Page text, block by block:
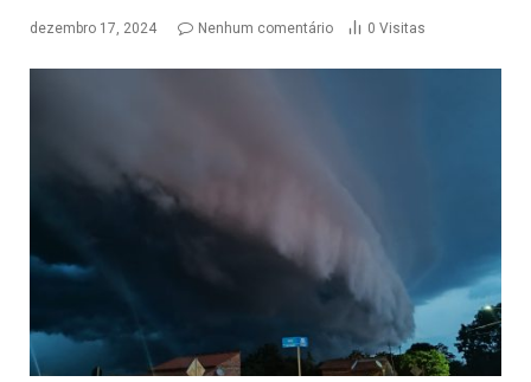
dezembro 17, 2024 Nenhum comentário 0 Visitas